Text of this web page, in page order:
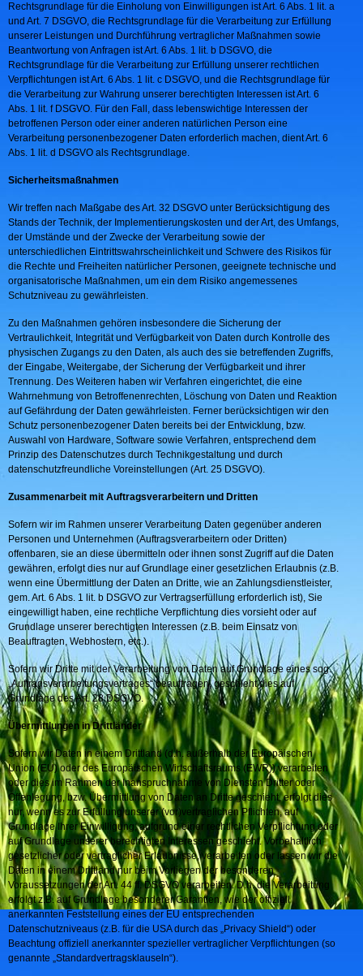
Rechtsgrundlage für die Einholung von Einwilligungen ist Art. 6 Abs. 1 lit. a
und Art. 7 DSGVO, die Rechtsgrundlage für die Verarbeitung zur Erfüllung
unserer Leistungen und Durchführung vertraglicher Maßnahmen sowie
Beantwortung von Anfragen ist Art. 6 Abs. 1 lit. b DSGVO, die
Rechtsgrundlage für die Verarbeitung zur Erfüllung unserer rechtlichen
Verpflichtungen ist Art. 6 Abs. 1 lit. c DSGVO, und die Rechtsgrundlage für
die Verarbeitung zur Wahrung unserer berechtigten Interessen ist Art. 6
Abs. 1 lit. f DSGVO. Für den Fall, dass lebenswichtige Interessen der
betroffenen Person oder einer anderen natürlichen Person eine
Verarbeitung personenbezogener Daten erforderlich machen, dient Art. 6
Abs. 1 lit. d DSGVO als Rechtsgrundlage.
Sicherheitsmaßnahmen
Wir treffen nach Maßgabe des Art. 32 DSGVO unter Berücksichtigung des
Stands der Technik, der Implementierungskosten und der Art, des Umfangs,
der Umstände und der Zwecke der Verarbeitung sowie der
unterschiedlichen Eintrittswahrscheinlichkeit und Schwere des Risikos für
die Rechte und Freiheiten natürlicher Personen, geeignete technische und
organisatorische Maßnahmen, um ein dem Risiko angemessenes
Schutzniveau zu gewährleisten.
Zu den Maßnahmen gehören insbesondere die Sicherung der
Vertraulichkeit, Integrität und Verfügbarkeit von Daten durch Kontrolle des
physischen Zugangs zu den Daten, als auch des sie betreffenden Zugriffs,
der Eingabe, Weitergabe, der Sicherung der Verfügbarkeit und ihrer
Trennung. Des Weiteren haben wir Verfahren eingerichtet, die eine
Wahrnehmung von Betroffenenrechten, Löschung von Daten und Reaktion
auf Gefährdung der Daten gewährleisten. Ferner berücksichtigen wir den
Schutz personenbezogener Daten bereits bei der Entwicklung, bzw.
Auswahl von Hardware, Software sowie Verfahren, entsprechend dem
Prinzip des Datenschutzes durch Technikgestaltung und durch
datenschutzfreundliche Voreinstellungen (Art. 25 DSGVO).
Zusammenarbeit mit Auftragsverarbeitern und Dritten
Sofern wir im Rahmen unserer Verarbeitung Daten gegenüber anderen
Personen und Unternehmen (Auftragsverarbeitern oder Dritten)
offenbaren, sie an diese übermitteln oder ihnen sonst Zugriff auf die Daten
gewähren, erfolgt dies nur auf Grundlage einer gesetzlichen Erlaubnis (z.B.
wenn eine Übermittlung der Daten an Dritte, wie an Zahlungsdienstleister,
gem. Art. 6 Abs. 1 lit. b DSGVO zur Vertragserfüllung erforderlich ist), Sie
eingewilligt haben, eine rechtliche Verpflichtung dies vorsieht oder auf
Grundlage unserer berechtigten Interessen (z.B. beim Einsatz von
Beauftragten, Webhostern, etc.).
Sofern wir Dritte mit der Verarbeitung von Daten auf Grundlage eines sog.
„Auftragsverarbeitungsvertrages“ beauftragen, geschieht dies auf
Grundlage des Art. 28 DSGVO.
Übermittlungen in Drittländer
Sofern wir Daten in einem Drittland (d.h. außerhalb der Europäischen
Union (EU) oder des Europäischen Wirtschaftsraums (EWR)) verarbeiten
oder dies im Rahmen der Inanspruchnahme von Diensten Dritter oder
Offenlegung, bzw. Übermittlung von Daten an Dritte geschieht, erfolgt dies
nur, wenn es zur Erfüllung unserer (vor)vertraglichen Pflichten, auf
Grundlage Ihrer Einwilligung, aufgrund einer rechtlichen Verpflichtung oder
auf Grundlage unserer berechtigten Interessen geschieht. Vorbehaltlich
gesetzlicher oder vertraglicher Erlaubnisse, verarbeiten oder lassen wir die
Daten in einem Drittland nur beim Vorliegen der besonderen
Voraussetzungen der Art. 44 ff. DSGVO verarbeiten. D.h. die Verarbeitung
erfolgt z.B. auf Grundlage besonderer Garantien, wie der offiziell
anerkannten Feststellung eines der EU entsprechenden
Datenschutzniveaus (z.B. für die USA durch das „Privacy Shield“) oder
Beachtung offiziell anerkannter spezieller vertraglicher Verpflichtungen (so
genannte „Standardvertragsklauseln“).